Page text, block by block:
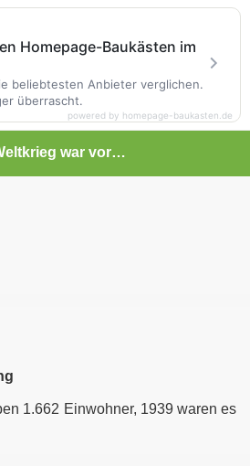
Der Weltkrieg war vor deiner Tür
1.662 Einwohner, 1939 waren es
Homepage-Baukästen im
beliebtesten Anbieter verglichen.
überrascht.
powered by homepage-baukasten.de